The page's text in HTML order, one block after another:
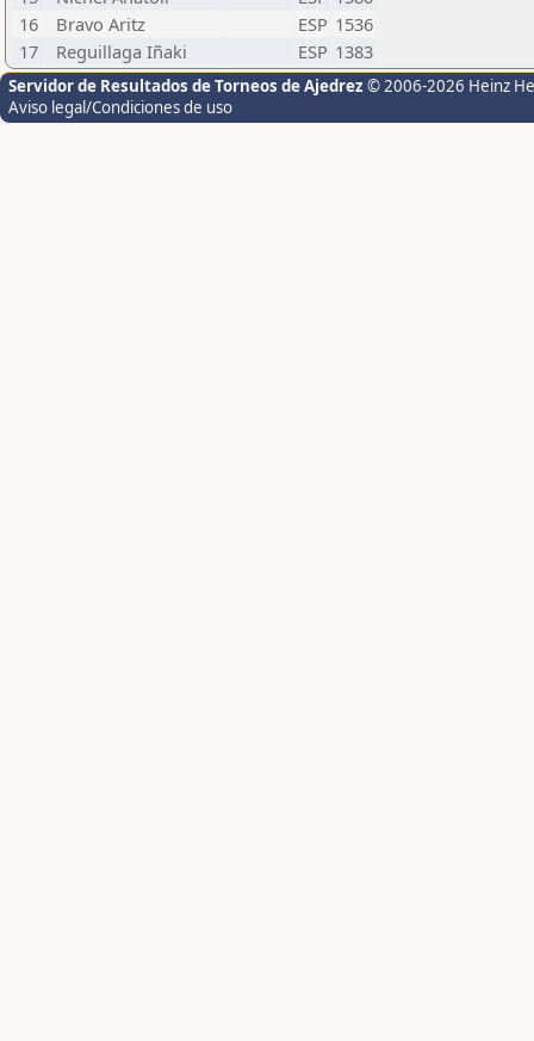
16
Bravo Aritz ESP 1536
17
Reguillaga Iñaki ESP 1383
Servidor de Resultados de Torneos de Ajedrez © 2006-2026 Heinz
Aviso legal/Condiciones de uso